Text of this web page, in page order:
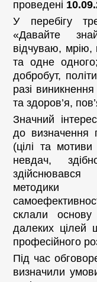
проведені
У перебігу
«Давайте
відчуваю, мрію,
та одне
добробут,
разі
та здоров’я,
Значний
до визначення
(цілі та мотиви
невдач,
методики
склали
далеких цілей
професійного
Під час
визначили